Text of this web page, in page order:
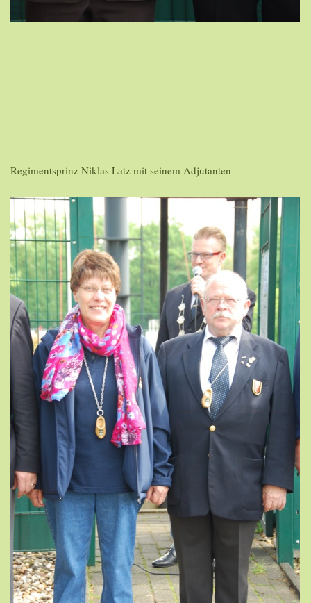
Regimentsprinz Niklas Latz mit seinem Adjutanten